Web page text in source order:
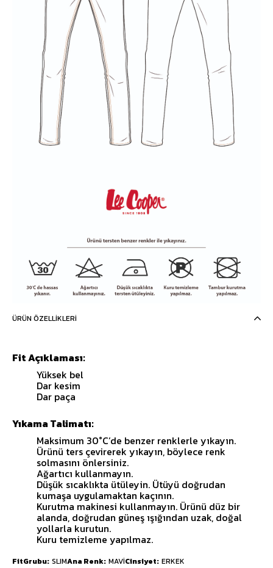
ÜRÜN ÖZELLIKLERI
Fit Açıklaması:
Yüksek bel
Dar kesim
Dar paça
Yıkama Talimatı:
Maksimum 30°C’de benzer renklerle yıkayın.
Ürünü ters çevirerek yıkayın, böylece renk
solmasını önlersiniz.
Ağartıcı kullanmayın.
Düşük sıcaklıkta ütüleyin. Ütüyü doğrudan
kumaşa uygulamaktan kaçının.
Kurutma makinesi kullanmayın. Ürünü düz bir
alanda, doğrudan güneş ışığından uzak, doğal
yollarla kurutun.
Kuru temizleme yapılmaz.
FitGrubu SLIMAna Renk MAVİCinsiyet ERKEK